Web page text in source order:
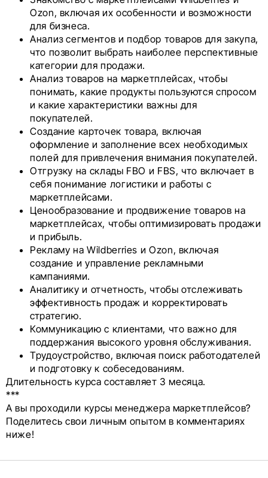
Ozon, включая их особенности и возможности
для бизнеса.
Анализ сегментов и подбор товаров для закупа,
что позволит выбрать наиболее перспективные
категории для продажи.
Анализ товаров на маркетплейсах, чтобы
понимать, какие продукты пользуются спросом
и какие характеристики важны для
покупателей.
Создание карточек товара, включая
оформление и заполнение всех необходимых
полей для привлечения внимания покупателей.
Отгрузку на склады FBO и FBS, что включает в
себя понимание логистики и работы с
маркетплейсами.
Ценообразование и продвижение товаров на
маркетплейсах, чтобы оптимизировать продажи
и прибыль.
Рекламу на Wildberries и Ozon, включая
создание и управление рекламными
кампаниями.
Аналитику и отчетность, чтобы отслеживать
эффективность продаж и корректировать
стратегию.
Коммуникацию с клиентами, что важно для
поддержания высокого уровня обслуживания.
Трудоустройство, включая поиск работодателей
и подготовку к собеседованиям.
Длительность курса составляет 3 месяца.
***
А вы проходили курсы менеджера маркетплейсов?
Поделитесь свои личным опытом в комментариях
ниже!